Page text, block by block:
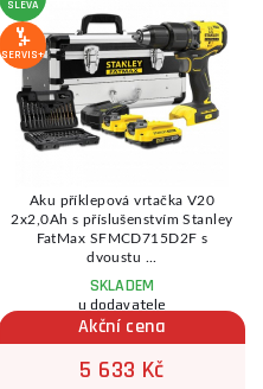
SLEVA
SERVIS+
Aku příklepová vrtačka V20
2x2,0Ah s příslušenstvím Stanley
FatMax SFMCD715D2F s
dvoustu ...
SKLADEM
u dodavatele
Akční cena
5 633 Kč